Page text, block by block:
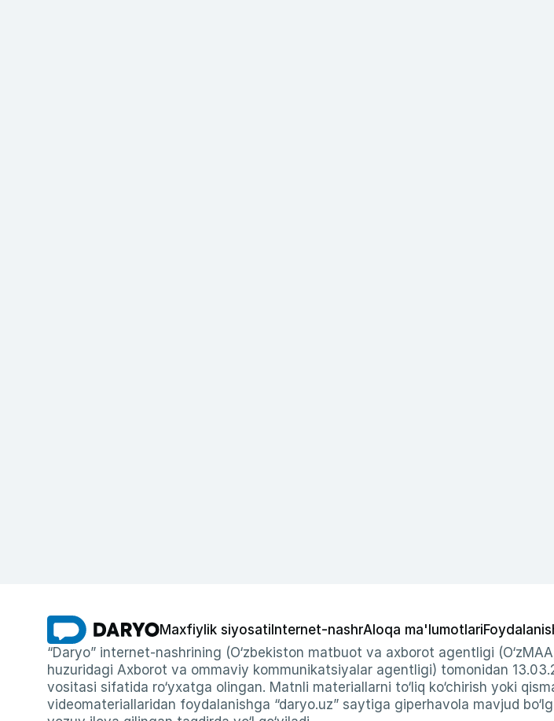
Maxfiylik siyosati Internet-nashrAloqa ma'lumotlari
“Daryo” internet-nashrining (O‘zbekiston matbuot va axborot agentligi
huzuridagi Axborot va ommaviy kommunikatsiyalar agentligi) tomonidan
vositasi sifatida ro‘yxatga olingan. Matnli materiallarni to‘liq ko‘chirish yoki
videomateriallaridan foydalanishga “daryo.uz” saytiga giperhavola mavjud